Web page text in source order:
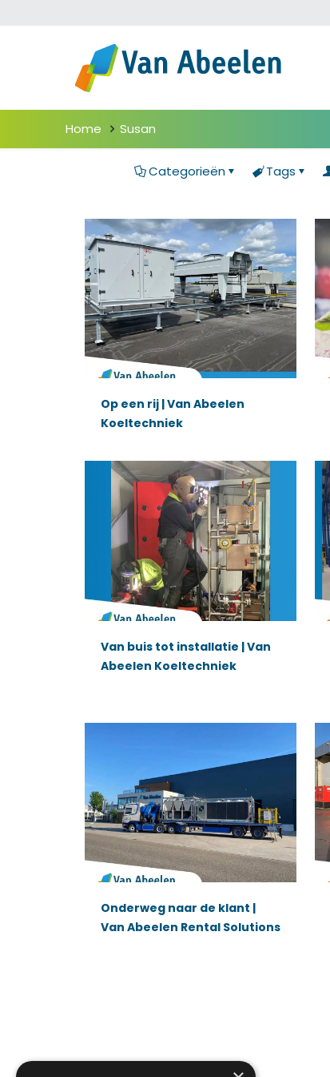
Home Susan
Categorieën Tags
Op een rij | Van Abeelen
Koeltechniek
Van buis tot installatie | Van
Abeelen Koeltechniek
Onderweg naar de klant |
Van Abeelen Rental Solutions